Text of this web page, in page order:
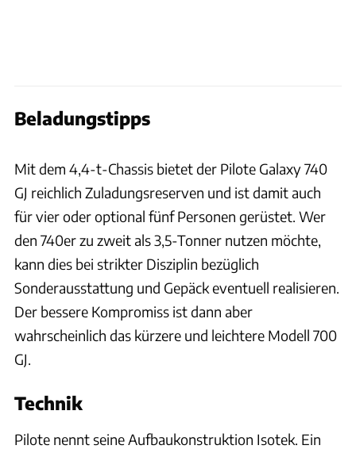
Beladungstipps
Mit dem 4,4-t-Chassis bietet der Pilote Galaxy 740
GJ reichlich Zuladungsreserven und ist damit auch
für vier oder optional fünf Personen gerüstet. Wer
den 740er zu zweit als 3,5-Tonner nutzen möchte,
kann dies bei strikter Disziplin bezüglich
Sonderausstattung und Gepäck eventuell realisieren.
Der bessere Kompromiss ist dann aber
wahrscheinlich das kürzere und leichtere Modell 700
GJ.
Technik
Pilote nennt seine Aufbaukonstruktion Isotek. Ein